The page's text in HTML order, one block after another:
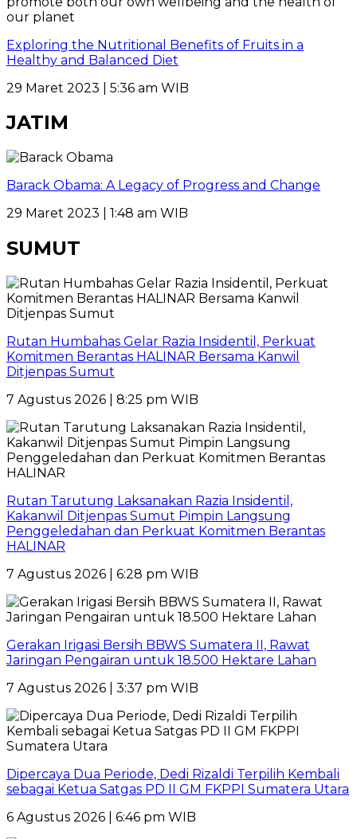
Exploring the Nutritional Benefits of Fruits in a
Healthy and Balanced Diet
29 Maret 2023 | 5:36 am WIB
JATIM
Barack Obama: A Legacy of Progress and Change
29 Maret 2023 | 1:48 am WIB
SUMUT
Rutan Humbahas Gelar Razia Insidentil, Perkuat
Komitmen Berantas HALINAR Bersama Kanwil
Ditjenpas Sumut
7 Agustus 2026 | 8:25 pm WIB
Rutan Tarutung Laksanakan Razia Insidentil,
Kakanwil Ditjenpas Sumut Pimpin Langsung
Penggeledahan dan Perkuat Komitmen Berantas
HALINAR
7 Agustus 2026 | 6:28 pm WIB
Gerakan Irigasi Bersih BBWS Sumatera II, Rawat
Jaringan Pengairan untuk 18.500 Hektare Lahan
7 Agustus 2026 | 3:37 pm WIB
Dipercaya Dua Periode, Dedi Rizaldi Terpilih Kembali
sebagai Ketua Satgas PD II GM FKPPI Sumatera Utara
6 Agustus 2026 | 6:46 pm WIB